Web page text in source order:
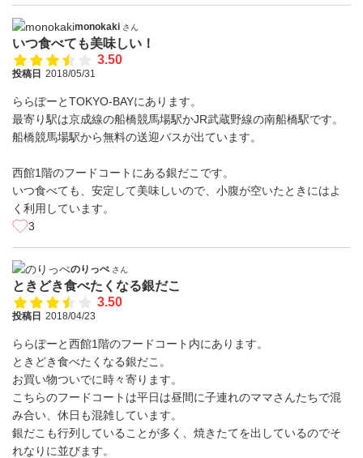
monokaki さん
いつ食べても美味しい！
3.50
投稿日 2018/05/31
ららぽーとTOKYO-BAYにあります。
最寄り駅は京成線の船橋競馬場駅かJR武蔵野線の南船橋駅です。
船橋競馬場駅から無料の送迎バスが出ています。
西館1階のフードコートにある銀だこです。
いつ食べても、安定して美味しいので、小腹が空いたときにはよ
く利用しています。
3
のりっぺ さん
ときどき食べたくなる銀だこ
3.50
投稿日 2018/04/23
ららぽーと西館1階のフードコート内にあります。
ときどき食べたくなる銀だこ。
お買い物ついでに時々寄ります。
こちらのフードコートは平日は昼間に子連れのママさんたちで混
み合い、休日も混雑しています。
銀だこも行列していることが多く、焼きたてを出しているのでそ
れなりに並びます。